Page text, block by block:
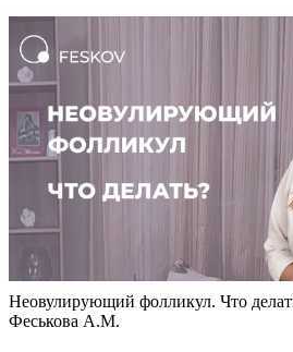
Неовулирующий фолликул. Что
Феськова А.М.